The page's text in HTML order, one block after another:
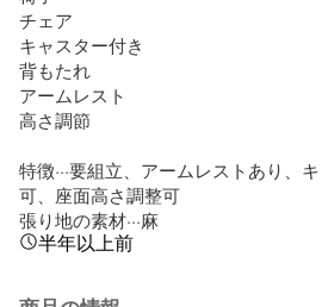
チェア
キャスター付き
背もたれ
アームレスト
高さ調節
特徴···要組立、アームレストあり、
可、座面高さ調整可
張り地の素材···麻
半年以上前